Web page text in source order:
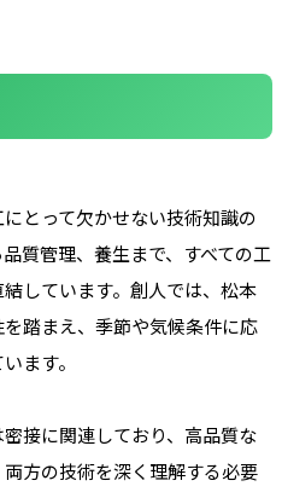
とって欠かせない技術知識の
質管理、養生まで、すべての工
しています。創人では、松本
踏まえ、季節や気候条件に応
ます。
接に関連しており、高品質な
方の技術を深く理解する必要